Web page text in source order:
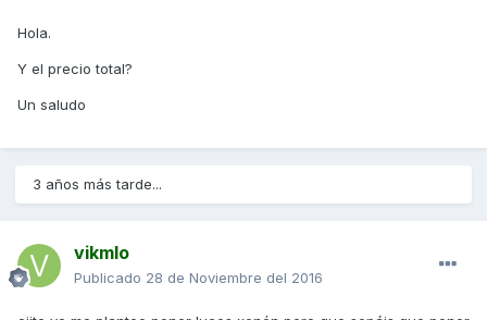
Hola.
Y el precio total?
Un saludo
3 años más tarde...
vikmlo
Publicado 28 de Noviembre del 2016